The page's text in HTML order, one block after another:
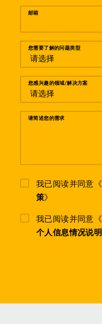
邮箱
您需要了解的问题类型
您感兴趣的领域/解决方案
请简述您的需求
我已阅读并同意《
策》
我已阅读并同意《
个人信息情况说明